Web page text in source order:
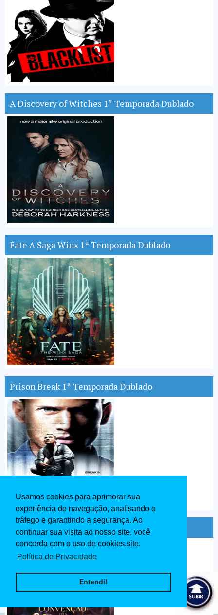
Usamos cookies para aprimorar sua
experiência de navegação, analisando o
tráfego e garantindo a segurança. Ao
continuar sua visita ao nosso site, você
concorda com o uso de cookies.site.
Política de Privacidade
Entendi!
A Discovery of Witches 1ª Temporada Dublado
Fate A Saga Winx 1ª Temporada Dublado
Prison Break 1ª Temporada Dublado
Convenção das Bruxas Dublado 2020